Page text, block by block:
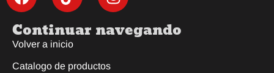
Continuar navegando
Volver a inicio
Catalogo de productos